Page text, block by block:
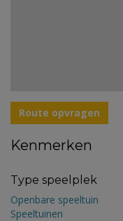
Route opvragen
Kenmerken
Type speelplek
Openbare speeltuin
Speeltuinen